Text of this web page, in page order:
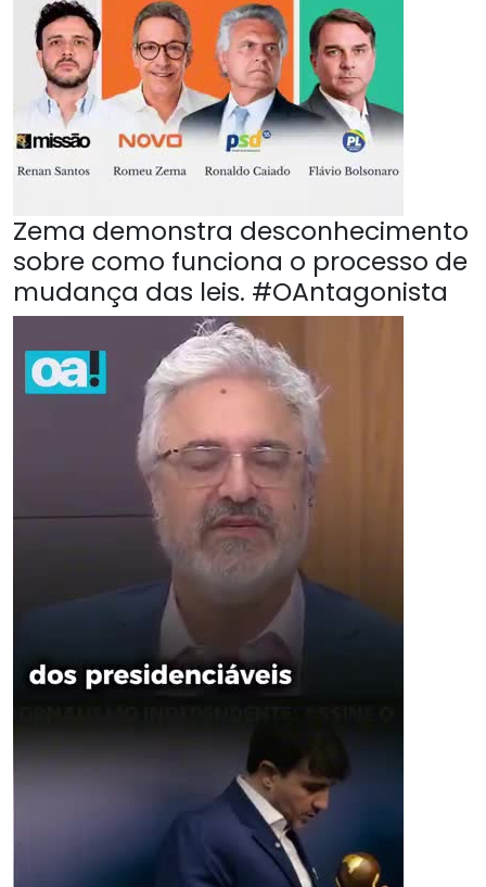
Zema demonstra desconhecimento
sobre como funciona o processo de
mudança das leis. #OAntagonista